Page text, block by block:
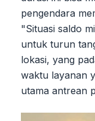
pengendara
"Situasi saldo
untuk turun
lokasi, yang
waktu layanan
utama antrean